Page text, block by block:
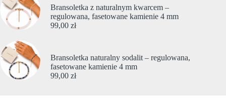
Bransoletka z naturalnym kwarcem –
regulowana, fasetowane kamienie 4 mm
99,00 zł
Bransoletka naturalny sodalit – regulowana,
fasetowane kamienie 4 mm
99,00 zł